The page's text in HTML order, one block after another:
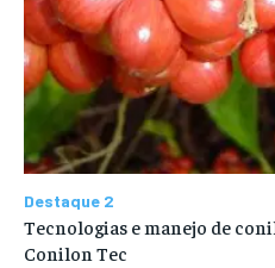
Destaque 2
Tecnologias e manejo de
Conilon Tec